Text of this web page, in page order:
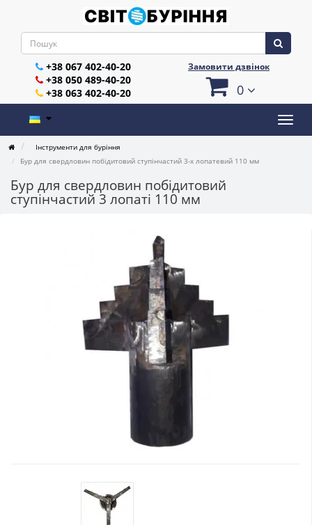
+38 067 402-40-20
+38 050 489-40-20
+38 063 402-40-20
Замовити дзвінок
0
Інструменти для буріння
Бур для свердловин побідитовий ступінчастий 3-х лопатевий 110 мм
Бур для свердловин побідитовий
ступінчастий 3 лопаті 110 мм